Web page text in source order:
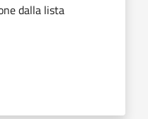
dalla lista